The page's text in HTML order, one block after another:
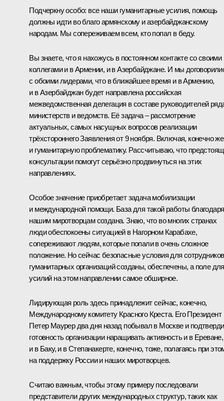
Подчеркну особо: все наши гуманитарные усилия, помощь
должны идти во благо армянскому и азербайджанскому
народам. Мы сопереживаем всем, кто попал в беду.
Вы знаете, что я нахожусь в постоянном контакте со своими
коллегами и в Армении, и в Азербайджане. И мы
с обоими лидерами, что в ближайшее время и в Армению,
и в Азербайджан будет направлена российская
межведомственная делегация в составе руководителей
министерств и ведомств. Её задача – рассмотрение
актуальных, самых насущных вопросов реализации
трёхстороннего Заявления от 9 ноября. Включая, конечно
и гуманитарную проблематику. Рассчитываю, что
консультации помогут серьёзно продвинуться на этих
направлениях.
Особое значение приобретает задача мобилизации
и международной помощи. База для такой работы благодаря
нашим миротворцам создана. Знаю, что во многих странах
люди обеспокоены ситуацией в Нагорном Карабахе,
сопереживают людям, которые попали в очень сложное
положение. Но сейчас безопасные условия для сотрудников
гуманитарных организаций созданы, обеспечены, а поле для
усилий на этом направлении самое обширное.
Лидирующая роль здесь принадлежит сейчас, конечно,
Международному комитету Красного Креста. Его Президент
Петер Маурер два дня назад побывал в Москве и
готовность организации наращивать активность и в Ереване,
и в Баку, и в Степанакерте, конечно, тоже, полагаясь при
на поддержку России и наших миротворцев.
Считаю важным, чтобы этому примеру последовали
представители других международных структур, таких как